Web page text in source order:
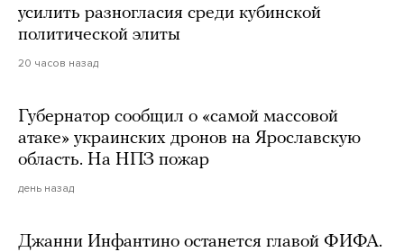
усилить разногласия среди кубинской
политической элиты
20 часов назад
Губернатор сообщил о «самой массовой
атаке» украинских дронов на Ярославскую
область. На НПЗ пожар
день назад
Джанни Инфантино останется главой ФИФА.